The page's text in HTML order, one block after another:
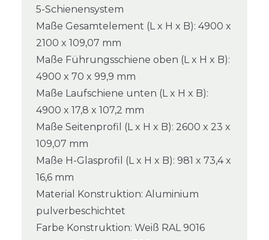
5-Schienensystem
Maße Gesamtelement (L x H x B): 4900 x
2100 x 109,07 mm
Maße Führungsschiene oben (L x H x B):
4900 x 70 x 99,9 mm
Maße Laufschiene unten (L x H x B):
4900 x 17,8 x 107,2 mm
Maße Seitenprofil (L x H x B): 2600 x 23 x
109,07 mm
Maße H-Glasprofil (L x H x B): 981 x 73,4 x
16,6 mm
Material Konstruktion: Aluminium
pulverbeschichtet
Farbe Konstruktion: Weiß RAL 9016